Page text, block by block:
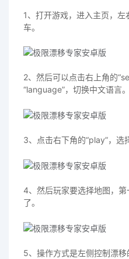
1、打开游戏，进入主页，
车。
2、然后可以点击右上角的
“language”，切换中文语言。
3、点击右下角的“play”，选
4、然后玩家要选择地图，
了。
5、操作方式是左侧控制漂